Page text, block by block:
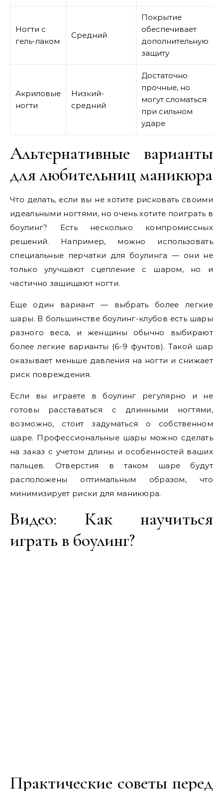
Ногти с
гель-лаком
Средний
Покрытие
обеспечивает
дополнительную
защиту
Акриловые
ногти
Низкий-
средний
Достаточно
прочные, но
могут сломаться
при сильном
ударе
Альтернативные варианты
для любительниц маникюра
Что делать, если вы не хотите рисковать своими
идеальными ногтями, но очень хотите поиграть в
боулинг? Есть несколько компромиссных
решений. Например, можно использовать
специальные перчатки для боулинга — они не
только улучшают сцепление с шаром, но и
частично защищают ногти.
Еще один вариант — выбрать более легкие
шары. В большинстве боулинг-клубов есть шары
разного веса, и женщины обычно выбирают
более легкие варианты (6-9 фунтов). Такой шар
оказывает меньше давления на ногти и снижает
риск повреждения.
Если вы играете в боулинг регулярно и не
готовы расставаться с длинными ногтями,
возможно, стоит задуматься о собственном
шаре. Профессиональные шары можно сделать
на заказ с учетом длины и особенностей ваших
пальцев. Отверстия в таком шаре будут
расположены оптимальным образом, что
минимизирует риски для маникюра.
Видео: Как научиться
играть в боулинг?
Практические советы перед